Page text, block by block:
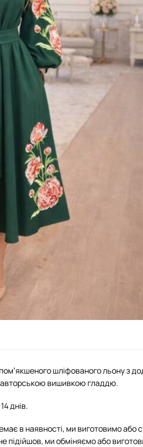
шліфованого льону з
авторською вишивкою гладдю.
днів.
в наявності, ми виготовимо або
підійшов, ми обміняємо або